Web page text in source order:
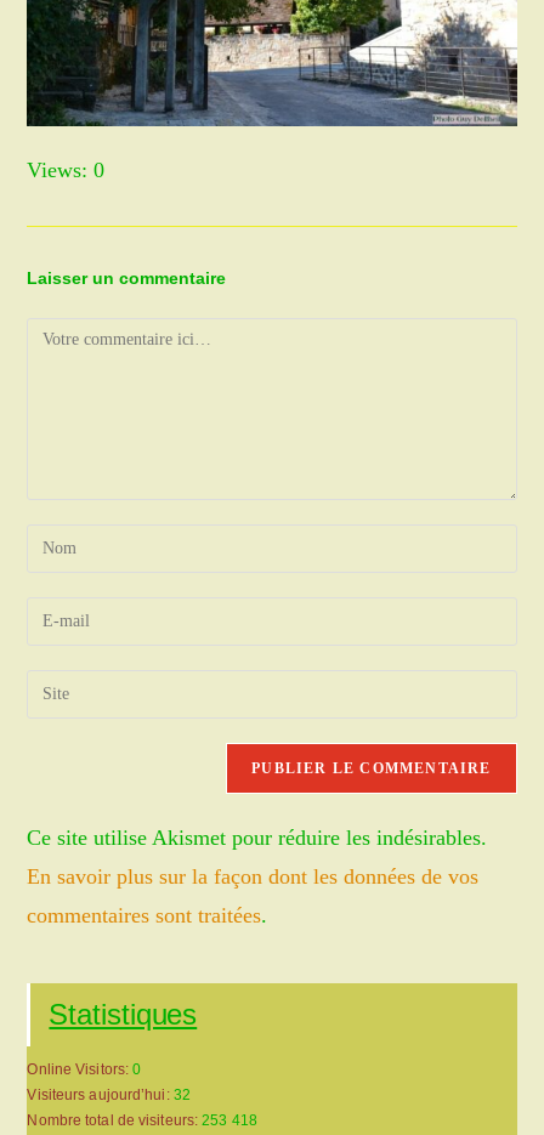
Views: 0
Laisser un commentaire
Comment
Enter
Enter
address
Saisir
(facultatif)
Ce site utilise Akismet pour réduire les indésirables.
En savoir plus sur la façon dont les données de vos
commentaires sont traitées.
Statistiques
Online Visitors:0
Visiteurs aujourd’hui: 32
Nombre total de visiteurs:253 418